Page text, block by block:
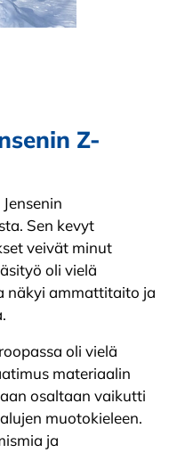
Z-
Sen kevyt
veivät minut
oli vielä
näkyi ammattitaito ja
oli vielä
materiaalin
osaltaan vaikutti
muotokieleen.
ja